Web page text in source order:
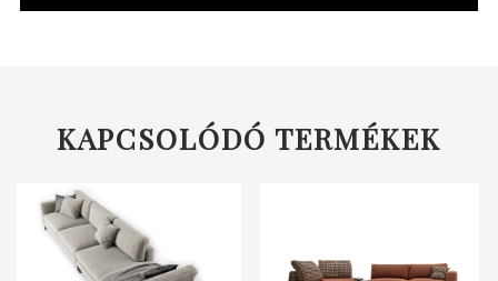
KAPCSOLÓDÓ TERMÉKEK